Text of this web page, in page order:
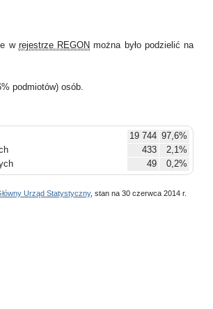
w rejestrze REGON można było podzielić na
podmiotów) osób.
19 744 97,6%
433
2,1%
49 0,2%
Urząd Statystyczny, stan na 30 czerwca 2014 r.